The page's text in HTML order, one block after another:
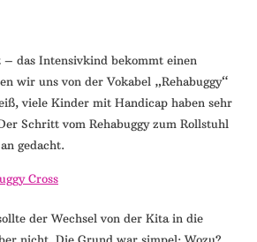
das Intensivkind bekommt einen
wir uns von der Vokabel „Rehabuggy“
viele Kinder mit Handicap haben sehr
Schritt vom Rehabuggy zum Rollstuhl
gedacht.
der Wechsel von der Kita in die